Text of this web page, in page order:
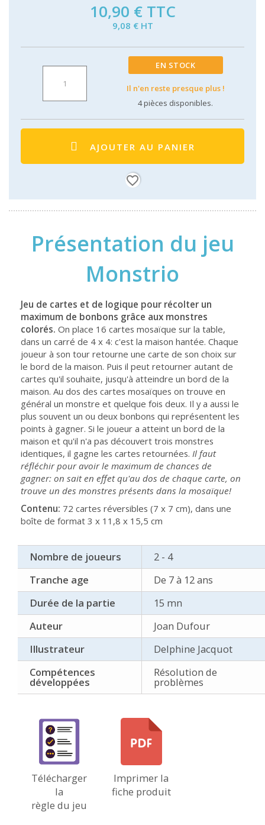
10,90 € TTC
9,08 € HT
EN STOCK
Il n'en reste presque plus !
4pièces disponibles.
AJOUTER AU PANIER
favorite_border
Présentation du jeu
Monstrio
Jeu de cartes et de logique pour récolter un
maximum de bonbons grâce aux monstres
colorés. On place 16 cartes mosaïque sur la table,
dans un carré de 4 x 4: c'est la maison hantée. Chaque
joueur à son tour retourne une carte de son choix sur
le bord de la maison. Puis il peut retourner autant de
cartes qu'il souhaite, jusqu'à atteindre un bord de la
maison. Au dos des cartes mosaïques on trouve en
général un monstre et quelque fois deux. Il y a aussi le
plus souvent un ou deux bonbons qui représentent les
points à gagner. Si le joueur a atteint un bord de la
maison et qu'il n'a pas découvert trois monstres
identiques, il gagne les cartes retournées. Il faut
réfléchir pour avoir le maximum de chances de
gagner: on sait en effet qu'au dos de chaque carte, on
trouve un des monstres présents dans la mosaïque!
Contenu: 72 cartes réversibles (7 x 7 cm), dans une
boîte de format 3 x 11,8 x 15,5 cm
Nombre de joueurs
2 - 4
Tranche age
De 7 à 12 ans
Durée de la partie
15 mn
Auteur
Joan Dufour
Illustrateur
Delphine Jacquot
Compétences
développées
Résolution de
problèmes
Télécharger
la
règle du jeu
Imprimer la
fiche produit